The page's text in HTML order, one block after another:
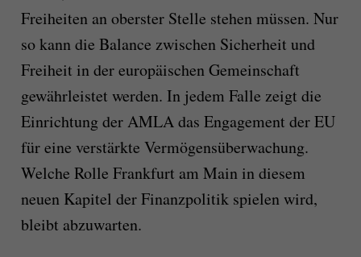
Freiheiten an oberster Stelle stehen müssen. Nur
so kann die Balance zwischen Sicherheit und
Freiheit in der europäischen Gemeinschaft
gewährleistet werden. In jedem Falle zeigt die
Einrichtung der AMLA das Engagement der EU
für eine verstärkte Vermögensüberwachung.
Welche Rolle Frankfurt am Main in diesem
neuen Kapitel der Finanzpolitik spielen wird,
bleibt abzuwarten.